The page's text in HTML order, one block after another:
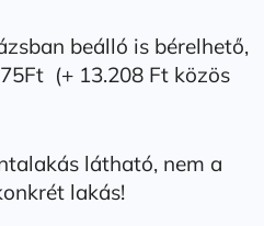
beálló is bérelhető,
(+ 13.208 Ft közös
látható, nem a
lakás!